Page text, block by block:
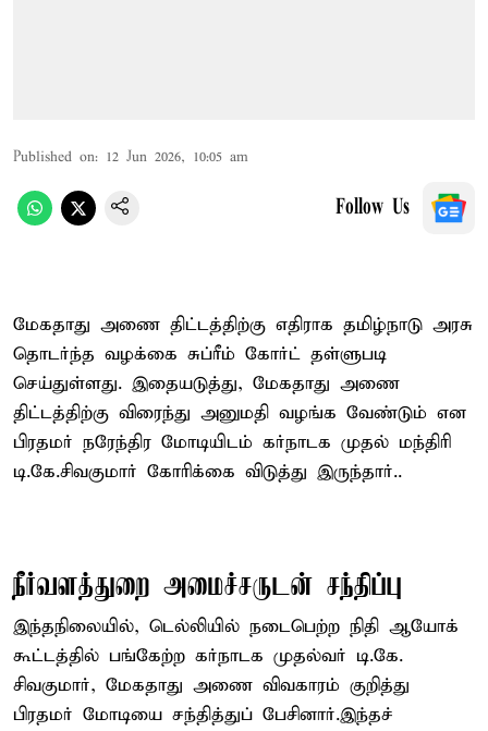
Published on: 12 Jun 2026, 10:05 am
Follow Us
மேகதாது அணை திட்டத்திற்கு எதிராக தமிழ்நாடு அரசு
தொடர்ந்த வழக்கை சுப்ரீம் கோர்ட் தள்ளுபடி
செய்துள்ளது. இதையடுத்து, மேகதாது அணை
திட்டத்திற்கு விரைந்து அனுமதி வழங்க வேண்டும் என
பிரதமர் நரேந்திர மோடியிடம் கர்நாடக முதல் மந்திரி
டி.கே.சிவகுமார் கோரிக்கை விடுத்து இருந்தார்..
நீர்வளத்துறை அமைச்சருடன் சந்திப்பு
இந்தநிலையில், டெல்லியில் நடைபெற்ற நிதி ஆயோக்
கூட்டத்தில் பங்கேற்ற கர்நாடக முதல்வர் டி.கே.
சிவகுமார், மேகதாது அணை விவகாரம் குறித்து
பிரதமர் மோடியை சந்தித்துப் பேசினார்.இந்தச்